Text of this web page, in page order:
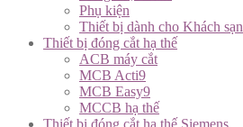
Phụ kiện
Thiết bị dành cho Khách sạn
Thiết bị đóng cắt hạ thế
ACB máy cắt
MCB Acti9
MCB Easy9
MCCB hạ thế
Thiết bị đóng cắt hạ thế Siemens